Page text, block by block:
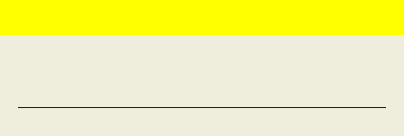
AFFAIRES DE L'INDUSTRIE
WEB & MÉDIAS SOCIAUX
INFOLETTRE PUBLICITÉ
CONSULTER LA CVTHÈQUE
VOIR LES OFFRES
FAQ
NOS FORMATIONS EN LIGNE
CHASSE DE TÊTE